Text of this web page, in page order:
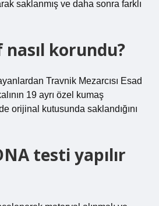
saklanmış ve daha sonra farklı
nasıl korundu?
Travnik Mezarcısı Esad
19 ayrı özel kumaş
orijinal kutusunda saklandığını
testi yapılır